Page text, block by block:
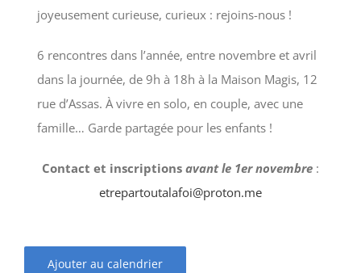
joyeusement curieuse, curieux : rejoins-nous !
6 rencontres dans l’année, entre novembre et avril
dans la journée, de 9h à 18h à la Maison Magis, 12
rue d’Assas. À vivre en solo, en couple, avec une
famille… Garde partagée pour les enfants !
Contact et inscriptions avant le 1er novembre :
etrepartoutalafoi@proton.me
Ajouter au calendrier